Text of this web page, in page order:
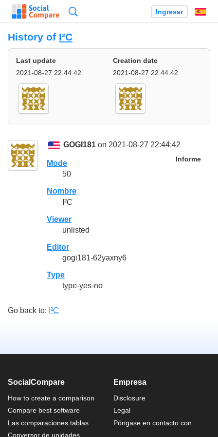
Ingresar
History of I²C
Last update
2021-08-27 22:44:42
Creation date
2021-08-27 22:44:42
GOGI181 on 2021-08-27 22:44:42
Informe
Mode
50
Nombre
I²C
Viewer
unlisted
Editor
gogi181-62yaxny6
Type
type-yes-no
Go back to: I²C
SocialCompare
How to create a comparison
Compare best software
Las comparaciones tablas
Conversor de unidades
Empresa
Disclosure
Legal
Póngase en contacto con